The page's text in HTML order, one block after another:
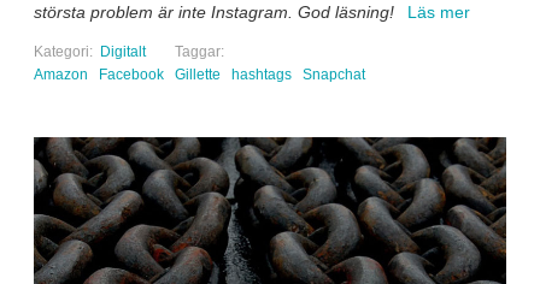
största problem är inte Instagram. God läsning!
Läs mer
Kategori: Digitalt
Taggar:
Amazon
Facebook Gillette hashtags Snapchat